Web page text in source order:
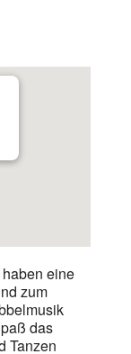
eine
zum
das
Tanzen